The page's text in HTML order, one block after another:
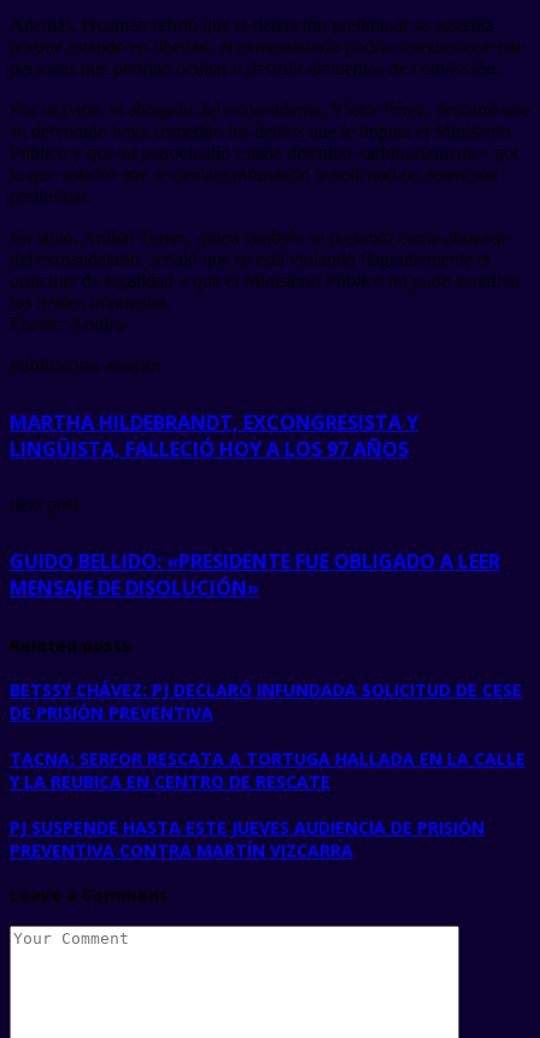
Además, Huamán refirió que la detención preliminar se sustenta
porque estando en libertad, el exmandatario podría comunicarse con
personas que podrían ocultar o destruir elementos de convicción.
Por su parte, el abogado del expresidente, Víctor Pérez, descartó que
su defendido haya cometido los delitos que le imputa el Ministerio
Público y que su patrocinado estaba detenido «arbitrariamente» por
lo que solicitó que se declare infundado la solicitud de detención
preliminar.
En tanto, Aníbal Torres, quien también se presentó como abogado
del exmandatario, señaló que se está violando flagrantemente el
principio de legalidad y que el Ministerio Público no pudo acreditar
los delitos imputados.
Fuente: Andina
Publicación anterior
MARTHA HILDEBRANDT, EXCONGRESISTA Y
LINGÜISTA, FALLECIÓ HOY A LOS 97 AÑOS
next post
GUIDO BELLIDO: «PRESIDENTE FUE OBLIGADO A LEER
MENSAJE DE DISOLUCIÓN»
Related posts
BETSSY CHÁVEZ: PJ DECLARÓ INFUNDADA SOLICITUD DE CESE
DE PRISIÓN PREVENTIVA
TACNA: SERFOR RESCATA A TORTUGA HALLADA EN LA CALLE
Y LA REUBICA EN CENTRO DE RESCATE
PJ SUSPENDE HASTA ESTE JUEVES AUDIENCIA DE PRISIÓN
PREVENTIVA CONTRA MARTÍN VIZCARRA
Leave a Comment